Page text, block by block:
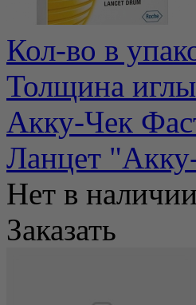
Кол-во в
Толщина
Акку-Чек
Ланцет
Нет в наличии
Заказать